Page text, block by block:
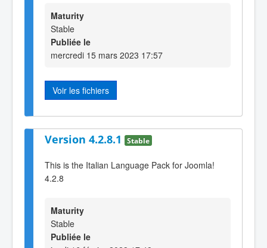
Maturity
Stable
Publiée le
mercredi 15 mars 2023 17:57
Voir les fichiers
Version 4.2.8.1 Stable
This is the Italian Language Pack for Joomla!
4.2.8
Maturity
Stable
Publiée le